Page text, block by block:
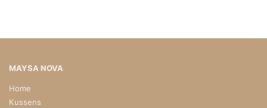
MAYSA NOVA
Home
Kussens